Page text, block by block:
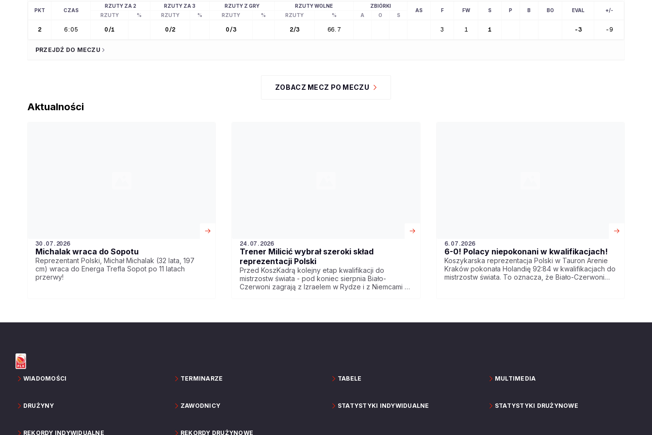
PKT CZAS
RZUTY ZA 2 RZUTY ZA 3 RZUTY Z GRY RZUTY WOLNE ZBIÓRKI
AS F FW S P B BO EVAL
+/-
RZUTY
% RZUTY % RZUTY % RZUTY % A O S
2 6:05 0/1 0/2 0/3 2/3 66.7 3 1 1 -3 -9
PRZEJDŹ DO MECZU
ZOBACZ MECZ PO MECZU
Aktualności
30.07.2026
Michalak wraca do Sopotu
Reprezentant Polski, Michał Michalak (32 lata, 197
cm) wraca do Energa Trefla Sopot po 11 latach
przerwy!
24.07.2026
Trener Milicić wybrał szeroki skład
reprezentacji Polski
Przed KoszKadrą kolejny etap kwalifikacji do
mistrzostw świata - pod koniec sierpnia Biało-
Czerwoni zagrają z Izraelem w Rydze i z Niemcami w
6.07.2026
6-0! Polacy niepokonani w kwalifikacjach!
Koszykarska reprezentacja Polski w Tauron Arenie
Kraków pokonała Holandię 92:84 w kwalifikacjach do
mistrzostw świata. To oznacza, że Biało-Czerwoni
WIADOMOŚCI TERMINARZE TABELE MULTIMEDIA
DRUŻYNY ZAWODNICY STATYSTYKI INDYWIDUALNE STATYSTYKI DRUŻYNOWE
REKORDY INDYWIDUALNE REKORDY DRUŻYNOWE